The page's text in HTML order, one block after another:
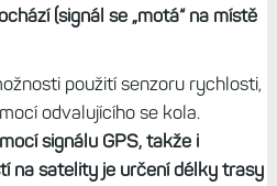
(signál se „motá“ na místě
použití senzoru rychlosti,
odvalujícího se kola.
signálu GPS, takže i
na satelity je určení délky trasy